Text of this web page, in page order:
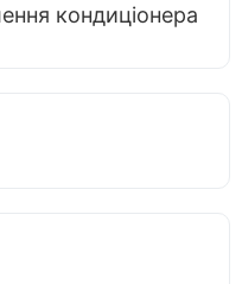
кондиціонера